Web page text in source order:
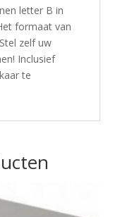
letter B in
formaat van
zelf uw
Inclusief
te